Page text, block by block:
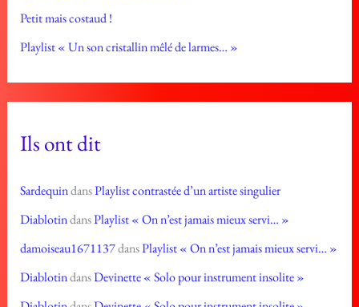
Petit mais costaud !
Playlist « Un son cristallin mêlé de larmes… »
Ils ont dit
SardequindansPlaylist contrastée d’un artiste singulier
DiablotindansPlaylist « On n’est jamais mieux servi… »
damoiseau1671137dansPlaylist « On n’est jamais mieux servi… »
DiablotindansDevinette « Solo pour instrument insolite »